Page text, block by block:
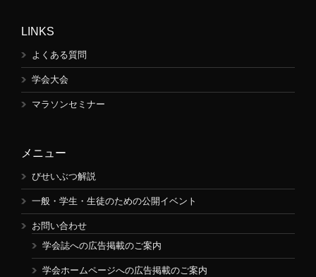
LINKS
よくある質問
学会大会
マラソンセミナー
メニュー
びせいぶつ解説
一般・学生・生徒のための公開イベント
お問い合わせ
学会誌への広告掲載のご案内
学会ホームページへの広告掲載のご案内